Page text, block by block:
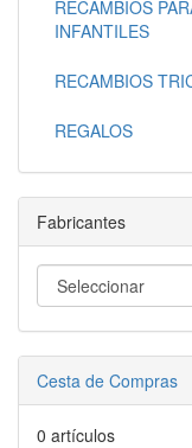
RECAMBIOS
INFANTILES
RECAMBIOS
REGALOS
Fabricantes
Cesta de Compras
0 artículos